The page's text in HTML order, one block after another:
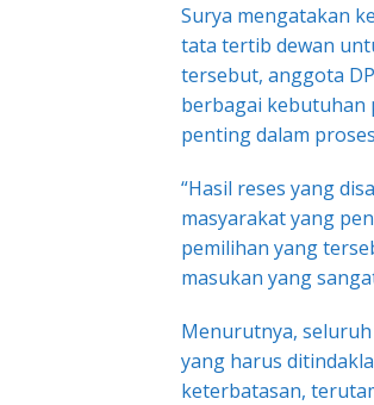
Surya mengatakan
tata tertib dewan
tersebut, anggota
berbagai kebutuhan
penting dalam
“Hasil reses yang
masyarakat yang
pemilihan yang
masukan yang
Menurutnya,
yang harus
keterbatasan,